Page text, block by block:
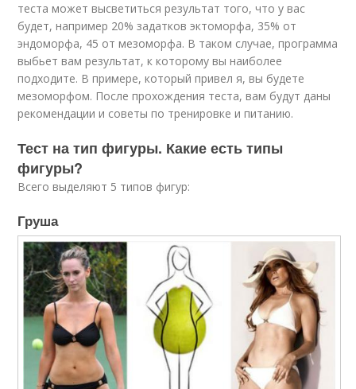
теста может высветиться результат того, что у вас
будет, например 20% задатков эктоморфа, 35% от
эндоморфа, 45 от мезоморфа. В таком случае, программа
выбьет вам результат, к которому вы наиболее
подходите. В примере, который привел я, вы будете
мезоморфом. После прохождения теста, вам будут даны
рекомендации и советы по тренировке и питанию.
Тест на тип фигуры. Какие есть типы
фигуры?
Всего выделяют 5 типов фигур:
Груша